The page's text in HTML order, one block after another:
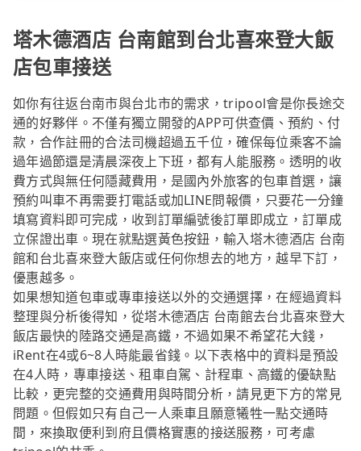
塔木德酒店 台南館到台北喜來登大飯
店包車接送
如你有往返台南市與台北市的需求，tripool會是你長途交
通的好夥伴。不僅有獨立開發的APP可供查價、預約、付
款，合作註冊的合法司機超過五千位，確保每位乘客不論
過年過節還是清晨深夜上下班，都有人能服務。透明的收
費方式與無任何隱藏費用，是國內外旅客的包車首選，讓
預約叫車不再需要打電話或加LINE問報價，只要花一分鐘
填寫資料即可完成，收到訂單編號後訂單即成立，訂單成
立保證出車。現在就點選黃色按鈕，輸入塔木德酒店 台南
館和台北喜來登大飯店或任何你想去的地方，越早下訂，
優惠越多。
如果想知道包車或專車接送以外的交通選擇，在經過資料
整理與分析後得知，從塔木德酒店 台南館去台北喜來登大
飯店最快的陸路交通是高鐵，不過如果不希望花大錢，
iRent在4或6~8人時能最省錢。以下表格中的資料是預設
在4人時，專車接送、租車自駕、計程車、高鐵的優缺點
比較，更完整的交通費用與時間分析，請見更下方的常見
問題。但假如只有自己一人乘車且願意犧牲一點交通時
間，來換取便利到府且價格實惠的接送服務，可考慮